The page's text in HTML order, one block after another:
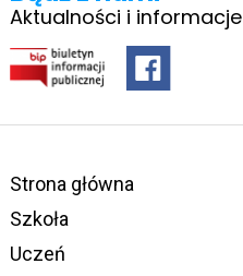
Aktualności i informacje
Strona główna
Szkoła
Uczeń